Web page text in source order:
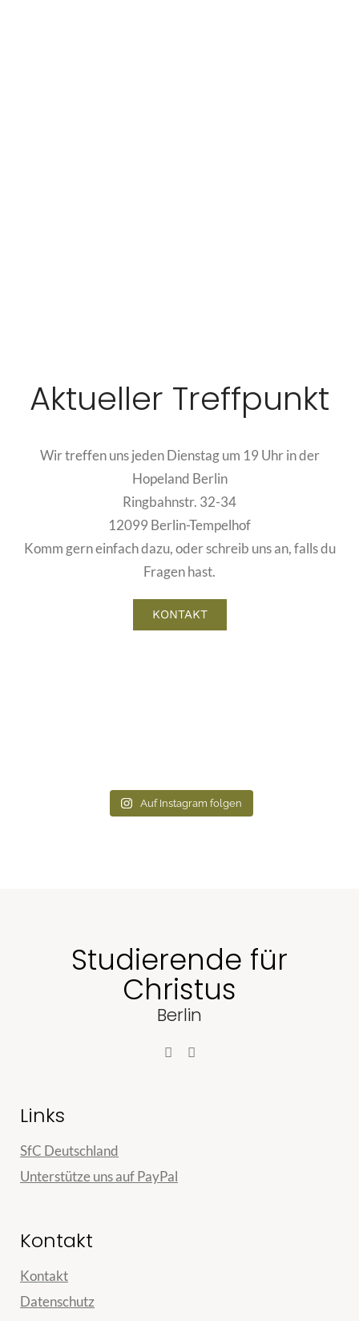
Aktueller Treffpunkt
Wir treffen uns jeden Dienstag um 19 Uhr in der
Hopeland Berlin
Ringbahnstr. 32-34
12099 Berlin-Tempelhof
Komm gern einfach dazu, oder schreib uns an, falls du
Fragen hast.
KONTAKT
Auf Instagram folgen
Studierende für
Christus
Berlin
Links
SfC Deutschland
Unterstütze uns auf PayPal
Kontakt
Kontakt
Datenschutz